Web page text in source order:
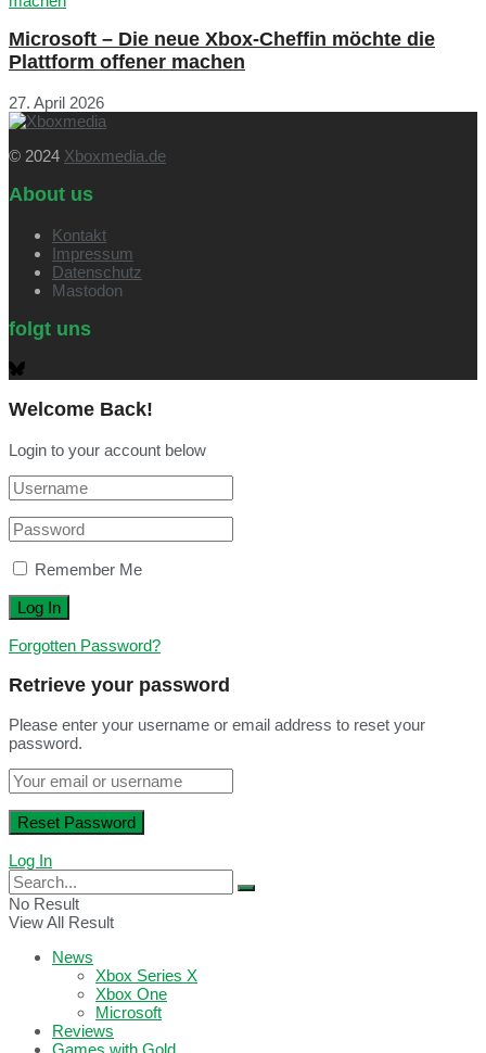
Microsoft – Die neue Xbox-Cheffin möchte die
Plattform offener machen
27. April 2026
© 2024 Xboxmedia.de
About us
Kontakt
Impressum
Datenschutz
Mastodon
folgt uns
Welcome Back!
Login to your account below
Remember Me
Forgotten Password?
Retrieve your password
Please enter your username or email address to reset your
password.
Log In
No Result
View All Result
News
Xbox Series X
Xbox One
Microsoft
Reviews
Games with Gold